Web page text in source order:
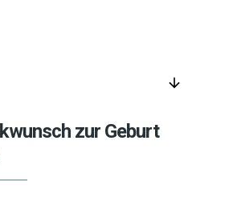
arrow_downward
zur Geburt